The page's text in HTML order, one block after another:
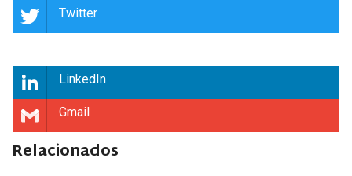
Twitter
LinkedIn
Gmail
Relacionados